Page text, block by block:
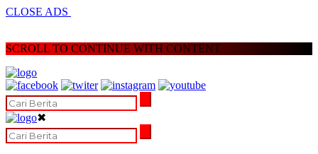
CLOSE ADS
SCROLL TO CONTINUE WITH CONTENT
✖